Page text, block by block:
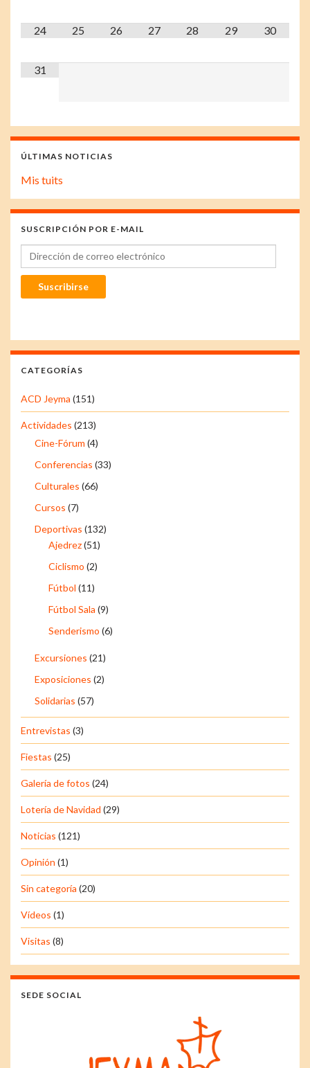
24 25 26 27 28 29 30
31
ÚLTIMAS NOTICIAS
Mis tuits
SUSCRIPCIÓN POR E-MAIL
Dirección de correo electrónico
Suscribirse
CATEGORÍAS
ACD Jeyma (151)
Actividades (213)
Cine-Fórum (4)
Conferencias (33)
Culturales (66)
Cursos (7)
Deportivas (132)
Ajedrez(51)
Ciclismo (2)
Fútbol (11)
Fútbol Sala (9)
Senderismo (6)
Excursiones (21)
Exposiciones (2)
Solidarias (57)
Entrevistas (3)
Fiestas (25)
Galería de fotos (24)
Lotería de Navidad (29)
Noticias (121)
Opinión (1)
Sin categoría (20)
Vídeos (1)
Visitas (8)
SEDE SOCIAL